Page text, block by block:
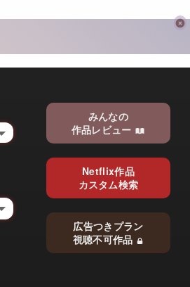
みんなの
作品レビュー
Netflix作品
カスタム検索
広告つきプラン
視聴不可作品